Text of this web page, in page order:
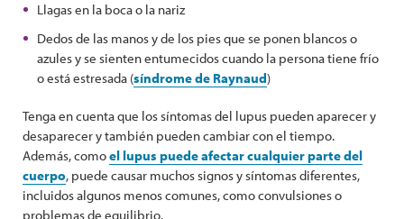
Llagas en la boca o la nariz
Dedos de las manos y de los pies que se ponen blancos o
azules y se sienten entumecidos cuando la persona tiene frío
o está estresada (síndrome de Raynaud)
Tenga en cuenta que los síntomas del lupus pueden aparecer y
desaparecer y también pueden cambiar con el tiempo.
Además, comoel lupus puede afectar cualquier parte del
cuerpo, puede causar muchos signos y síntomas diferentes,
incluidos algunos menos comunes, como convulsiones o
problemas de equilibrio.